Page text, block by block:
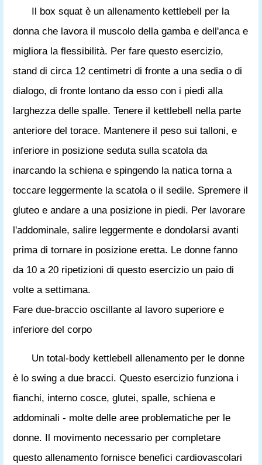
Il box squat è un allenamento kettlebell per la
donna che lavora il muscolo della gamba e dell'anca e
migliora la flessibilità. Per fare questo esercizio,
stand di circa 12 centimetri di fronte a una sedia o di
dialogo, di fronte lontano da esso con i piedi alla
larghezza delle spalle. Tenere il kettlebell nella parte
anteriore del torace. Mantenere il peso sui talloni, e
inferiore in posizione seduta sulla scatola da
inarcando la schiena e spingendo la natica torna a
toccare leggermente la scatola o il sedile. Spremere il
gluteo e andare a una posizione in piedi. Per lavorare
l'addominale, salire leggermente e dondolarsi avanti
prima di tornare in posizione eretta. Le donne fanno
da 10 a 20 ripetizioni di questo esercizio un paio di
volte a settimana.
Fare due-braccio oscillante al lavoro superiore e
inferiore del corpo
Un total-body kettlebell allenamento per le donne
è lo swing a due bracci. Questo esercizio funziona i
fianchi, interno cosce, glutei, spalle, schiena e
addominali - molte delle aree problematiche per le
donne. Il movimento necessario per completare
questo allenamento fornisce benefici cardiovascolari